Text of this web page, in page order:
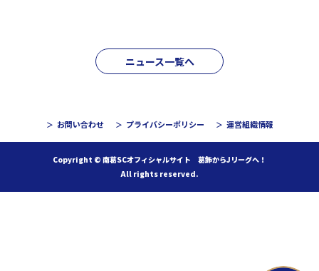
ニュース一覧へ
お問い合わせ プライバシーポリシー 運営組織情報
Copyright © 南葛SCオフィシャルサイト 葛飾からJリーグへ！
All rights reserved.